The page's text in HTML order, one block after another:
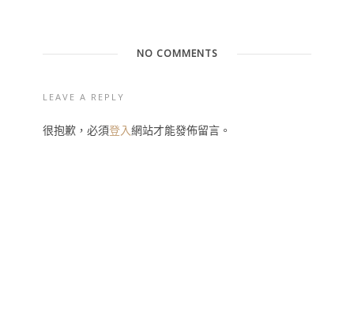
NO COMMENTS
LEAVE A REPLY
很抱歉，必須登入網站才能發佈留言。